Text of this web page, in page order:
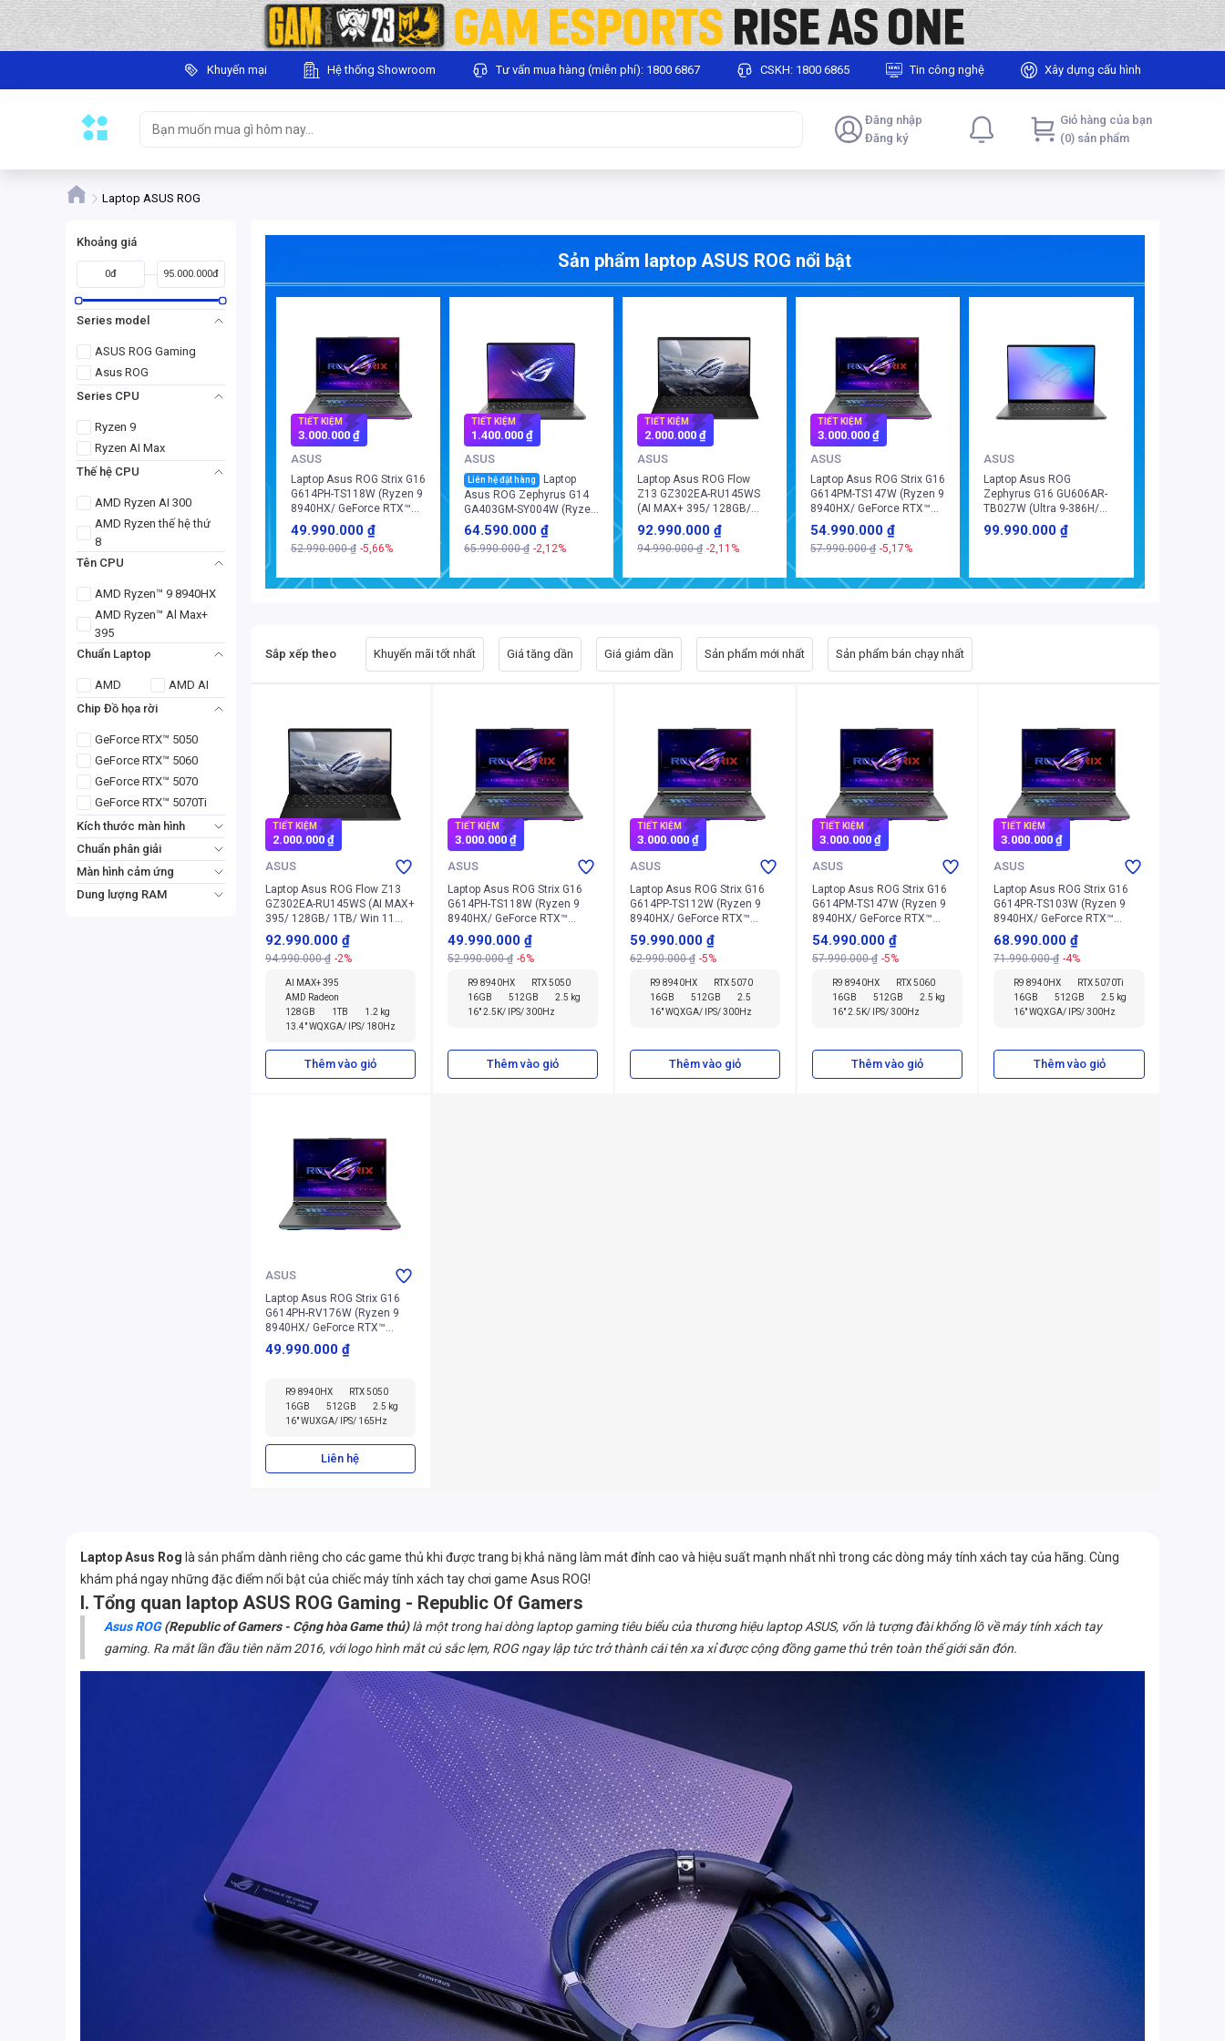
Khuyến mại Hệ thống Showroom Tư vấn mua hàng (miễn phí): 1800 6867 CSKH: 1800 6865 Tin công nghệ Xây dựng cấu hình
Đăng nhập
Đăng ký
Giỏ hàng của bạn
(0) sản phẩm
Laptop ASUS ROG
Khoảng giá
0đ 95.000.000đ
Series model
ASUS ROG Gaming
Asus ROG
Series CPU
Ryzen 9
Ryzen AI Max
Thế hệ CPU
AMD Ryzen AI 300
AMD Ryzen thế hệ thứ
8
Tên CPU
AMD Ryzen™ 9 8940HX
AMD Ryzen™ Al Max+
395
Chuẩn Laptop
AMD
AMD AI
Chip Đồ họa rời
GeForce RTX™ 5050
GeForce RTX™ 5060
GeForce RTX™ 5070
GeForce RTX™ 5070Ti
Kích thước màn hình
Từ 11" - 13.9"
Từ 16" - 16.9"
Chuẩn phân giải
2.5K
WQXGA
WUXGA
Màn hình cảm ứng
cảm ứng
Dung lượng RAM
Sản phẩm laptop ASUS ROG nổi bật
TIẾT KIỆM
3.000.000 ₫
ASUS
Laptop Asus ROG Strix G16
G614PH-TS118W (Ryzen 9
8940HX/ GeForce RTX™
5050/ 16GB/ 512GB/
Windows 11 Home)
49.990.000 ₫
52.990.000 ₫ -5,66%
TIẾT KIỆM
1.400.000 ₫
ASUS
Liên hệ đặt hàng
Laptop
Asus ROG Zephyrus G14
GA403GM-SY004W (Ryzen
AI 9 465/ GeForce RTX™
5060/ 32GB/ 1TB/
Windows 11 Home)
64.590.000 ₫
65.990.000 ₫ -2,12%
TIẾT KIỆM
2.000.000 ₫
ASUS
Laptop Asus ROG Flow
Z13 GZ302EA-RU145WS
(AI MAX+ 395/ 128GB/
1TB/ Win 11 Home +
Office + Microsoft)
92.990.000 ₫
94.990.000 ₫ -2,11%
TIẾT KIỆM
3.000.000 ₫
ASUS
Laptop Asus ROG Strix G16
G614PM-TS147W (Ryzen 9
8940HX/ GeForce RTX™
5060/ 16GB/ 512GB/
Windows 11 Home)
54.990.000 ₫
57.990.000 ₫ -5,17%
ASUS
Laptop Asus ROG
Zephyrus G16 GU606AR-
TB027W (Ultra 9-386H/
GeForce RTX™ 5070Ti/
32GB/ 1TB/ Windows 11
99.990.000 ₫
Sắp xếp theo Khuyến mãi tốt nhất Giá tăng dần Giá giảm dần Sản phẩm mới nhất Sản phẩm bán chạy nhất
TIẾT KIỆM
2.000.000 ₫
ASUS
Laptop Asus ROG Flow Z13
GZ302EA-RU145WS (AI MAX+
395/ 128GB/ 1TB/ Win 11
Home + Office + Microsoft)
92.990.000 ₫
94.990.000 ₫ -2%
AI MAX+ 395
AMD Radeon
128GB
1TB
1.2 kg
13.4" WQXGA/ IPS/ 180Hz
Thêm vào giỏ
TIẾT KIỆM
3.000.000 ₫
ASUS
Laptop Asus ROG Strix G16
G614PH-TS118W (Ryzen 9
8940HX/ GeForce RTX™
5050/ 16GB/ 512GB/
Windows 11 Home)
49.990.000 ₫
52.990.000 ₫ -6%
R9 8940HX
RTX 5050
16GB
512GB
2.5 kg
16" 2.5K/ IPS/ 300Hz
Thêm vào giỏ
TIẾT KIỆM
3.000.000 ₫
ASUS
Laptop Asus ROG Strix G16
G614PP-TS112W (Ryzen 9
8940HX/ GeForce RTX™
5070/ 16GB/ 512GB/
Windows 11 Home)
59.990.000 ₫
62.990.000 ₫ -5%
R9 8940HX
RTX 5070
16GB
512GB
2.5
16" WQXGA/ IPS/ 300Hz
Thêm vào giỏ
TIẾT KIỆM
3.000.000 ₫
ASUS
Laptop Asus ROG Strix G16
G614PM-TS147W (Ryzen 9
8940HX/ GeForce RTX™
5060/ 16GB/ 512GB/
Windows 11 Home)
54.990.000 ₫
57.990.000 ₫ -5%
R9 8940HX
RTX 5060
16GB
512GB
2.5 kg
16" 2.5K/ IPS/ 300Hz
Thêm vào giỏ
TIẾT KIỆM
3.000.000 ₫
ASUS
Laptop Asus ROG Strix G16
G614PR-TS103W (Ryzen 9
8940HX/ GeForce RTX™
5070Ti/ 16GB/ 512GB/
Windows 11 Home)
68.990.000 ₫
71.990.000 ₫ -4%
R9 8940HX
RTX 5070Ti
16GB
512GB
2.5 kg
16" WQXGA/ IPS/ 300Hz
Thêm vào giỏ
ASUS
Laptop Asus ROG Strix G16
G614PH-RV176W (Ryzen 9
8940HX/ GeForce RTX™
5050/ 16GB/ 512GB/
Windows 11 Home)
49.990.000 ₫
R9 8940HX
RTX 5050
16GB
512GB
2.5 kg
16" WUXGA/ IPS/ 165Hz
Liên hệ
Laptop Asus Rog là sản phẩm dành riêng cho các game thủ khi được trang bị khả năng làm mát đỉnh cao và hiệu suất mạnh nhất nhì trong các dòng máy tính xách tay của hãng. Cùng
khám phá ngay những đặc điểm nổi bật của chiếc máy tính xách tay chơi game Asus ROG!
I. Tổng quan laptop ASUS ROG Gaming - Republic Of Gamers
Asus ROG(Republic of Gamers - Cộng hòa Game thủ)là một trong hai dòng laptop gaming tiêu biểu của thương hiệu laptop ASUS, vốn là tượng đài khổng lồ về máy tính xách tay
gaming. Ra mắt lần đầu tiên năm 2016, với logo hình mắt cú sắc lẹm, ROG ngay lập tức trở thành cái tên xa xỉ được cộng đồng game thủ trên toàn thế giới săn đón.